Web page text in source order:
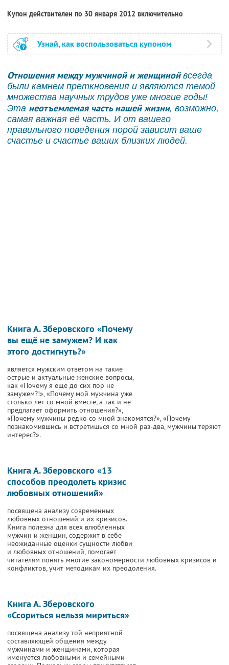
Купон действителен по 30 января 2012 включительно
Узнай, как воспользоваться купоном
Отношения между мужчиной и женщинойвсегда
были камнем преткновения и являются темой
множества научных трудов уже многие годы!
Эта неотъемлемая часть нашей жизни, возможно,
самая важная её часть. И от вашего
правильного поведения порой зависит ваше
счастье и счастье ваших близких людей.
Книга А. Зберовского «Почему
вы ещё не замужем? И как
этого достигнуть?»
является мужским ответом на такие
острые и актуальные женские вопросы,
как «Почему я ещё до сих пор не
замужем?!», «Почему мой мужчина уже
столько лет со мной вместе, а так и не
предлагает оформить отношения?»,
«Почему мужчины редко со мной знакомятся?», «Почему
познакомившись и встретишься со мной раз-два, мужчины теряют
интерес?».
Книга А. Зберовского «13
способов преодолеть кризис
любовных отношений»
посвящена анализу современных
любовных отношений и их кризисов.
Книга полезна для всех влюбленных
мужчин и женщин, содержит в себе
неожиданные оценки сущности любви
и любовных отношений, помогает
читателям понять многие закономерности любовных кризисов и
конфликтов, учит методикам их преодоления.
Книга А. Зберовского
«Ссориться нельзя мириться»
посвящена анализу той неприятной
составляющей общения между
мужчинами и женщинами, которая
именуется любовными и семейными